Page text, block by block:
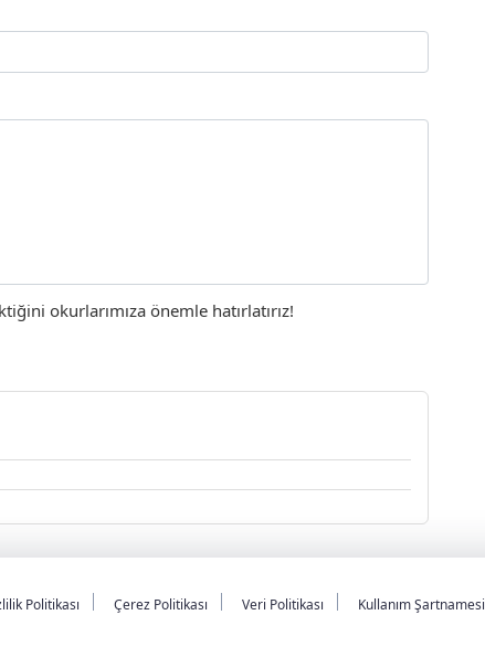
okurlarımıza önemle hatırlatırız!
Politikası Çerez Politikası Veri Politikası Kullanım Şartnamesi